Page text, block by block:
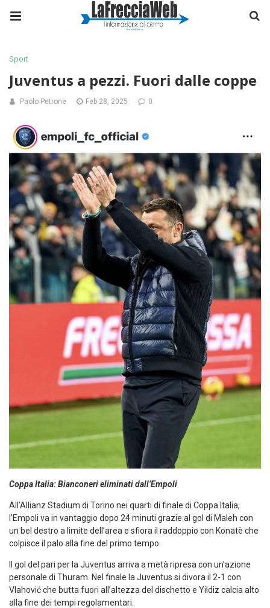
Sport
Juventus a pezzi. Fuori dalle coppe
Paolo Petrone Feb 28, 2025 0
Coppa Italia: Bianconeri eliminati dall’Empoli
All’Allianz Stadium di Torino nei quarti di finale di Coppa Italia,
l’Empoli va in vantaggio dopo 24 minuti grazie al gol di Maleh con
un bel destro a limite dell’area e sfiora il raddoppio con Konatè che
colpisce il palo alla fine del primo tempo.
Il gol del pari per la Juventus arriva a metà ripresa con un’azione
personale di Thuram. Nel finale la Juventus si divora il 2-1 con
Vlahović che butta fuori all’altezza del dischetto e Yildiz calcia alto
alla fine dei tempi regolamentari.